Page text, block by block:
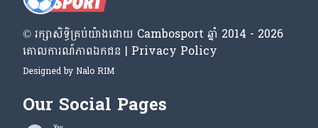
© រក្សា​សិទ្ធិ​គ្រប់​យ៉ាង​ដោយ​ Cambosport ឆ្នាំ 2014 - 2026
គោលការណ៍​ភាព​ឯកជន | Privacy Policy
Designed by Nalo RIM
Our Social Pages